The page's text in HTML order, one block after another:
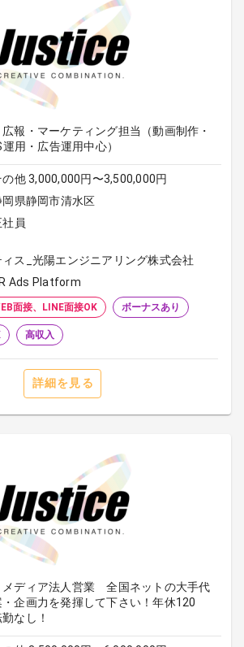
広報・マーケティング担当（動画制作・
用・広告運用中心）
の他 3,000,000円〜3,500,000円
岡県静岡市清水区
社員
ス_光陽エンジニアリング株式会社
Ads Platform
面接、LINE面接OK ボーナスあり
高収入
詳細を見る
メディア法人営業 全国ネットの大手代
企画力を発揮して下さい！年休120
なし！